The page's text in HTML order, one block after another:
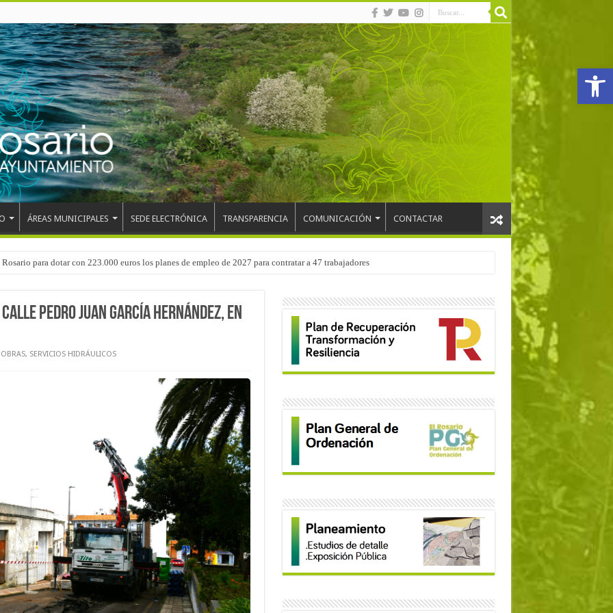
Abrir
ÁREAS MUNICIPALES SEDE ELECTRÓNICA TRANSPARENCIA COMUNICACIÓN CONTACTAR
CEIP San Isidro con las demoliciones para la instalación del ascensor
Pedro Juan García Hernández, en
OBRAS, SERVICIOS HIDRÁULICOS